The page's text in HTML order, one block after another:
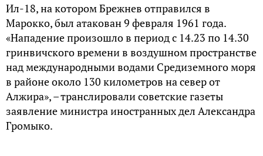
Ил-18, на котором Брежнев отправился в
Марокко, был атакован 9 февраля 1961 года.
«Нападение произошло в период с 14.23 по 14.30
гринвичского времени в воздушном пространстве
над международными водами Средиземного моря
в районе около 130 километров на север от
Алжира», – транслировали советские газеты
заявление министра иностранных дел Александра
Громыко.